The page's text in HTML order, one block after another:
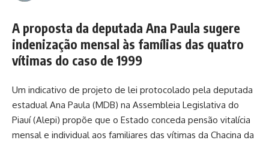
A proposta da deputada Ana Paula sugere
indenização mensal às famílias das quatro
vítimas do caso de 1999
Um indicativo de projeto de lei protocolado pela deputada
estadual Ana Paula (MDB) na Assembleia Legislativa do
Piauí (Alepi) propõe que o Estado conceda pensão vitalícia
mensal e individual aos familiares das vítimas da Chacina da